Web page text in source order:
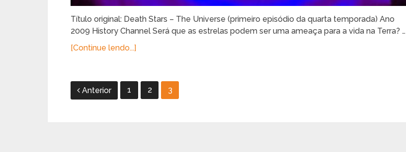
Título original: Death Stars – The Universe (primeiro episódio da quarta temporada) Ano
2009 History Channel Será que as estrelas podem ser uma ameaça para a vida na Terra? …
[Continue lendo...]
Paginação
de
Anterior 1 2 3